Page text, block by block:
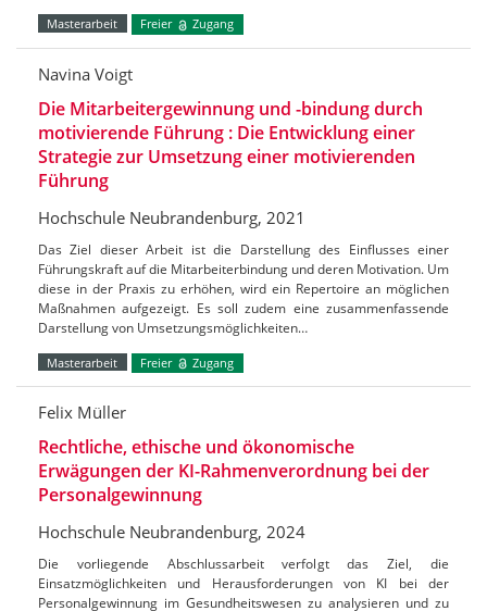
Masterarbeit Freier Zugang
Navina Voigt
Die Mitarbeitergewinnung und -bindung durch
motivierende Führung : Die Entwicklung einer
Strategie zur Umsetzung einer motivierenden
Führung
Hochschule Neubrandenburg, 2021
Das Ziel dieser Arbeit ist die Darstellung des Einflusses einer
Führungskraft auf die Mitarbeiterbindung und deren Motivation. Um
diese in der Praxis zu erhöhen, wird ein Repertoire an möglichen
Maßnahmen aufgezeigt. Es soll zudem eine zusammenfassende
Darstellung von Umsetzungsmöglichkeiten…
Masterarbeit Freier Zugang
Felix Müller
Rechtliche, ethische und ökonomische
Erwägungen der KI-Rahmenverordnung bei der
Personalgewinnung
Hochschule Neubrandenburg, 2024
Die vorliegende Abschlussarbeit verfolgt das Ziel, die
Einsatzmöglichkeiten und Herausforderungen von KI bei der
Personalgewinnung im Gesundheitswesen zu analysieren und zu